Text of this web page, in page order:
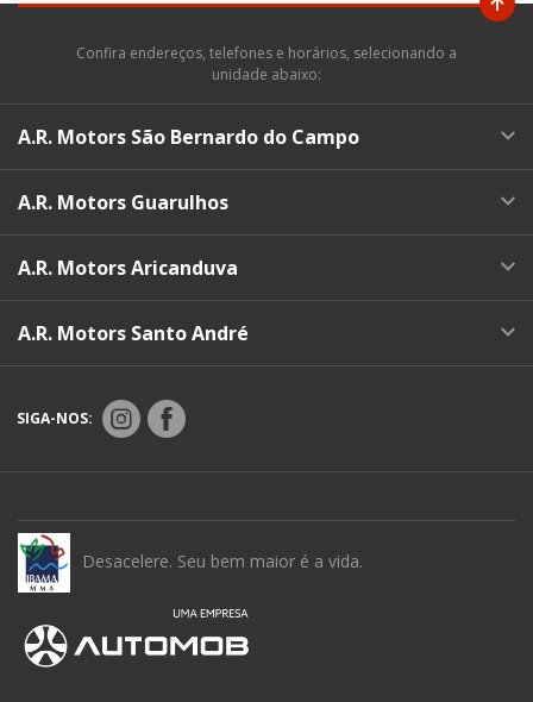
Confira endereços, telefones e horários, selecionando a
unidade abaixo:
A.R. Motors São Bernardo do Campo
A.R. Motors Guarulhos
A.R. Motors Aricanduva
A.R. Motors Santo André
SIGA-NOS:
Desacelere. Seu bem maior é a vida.